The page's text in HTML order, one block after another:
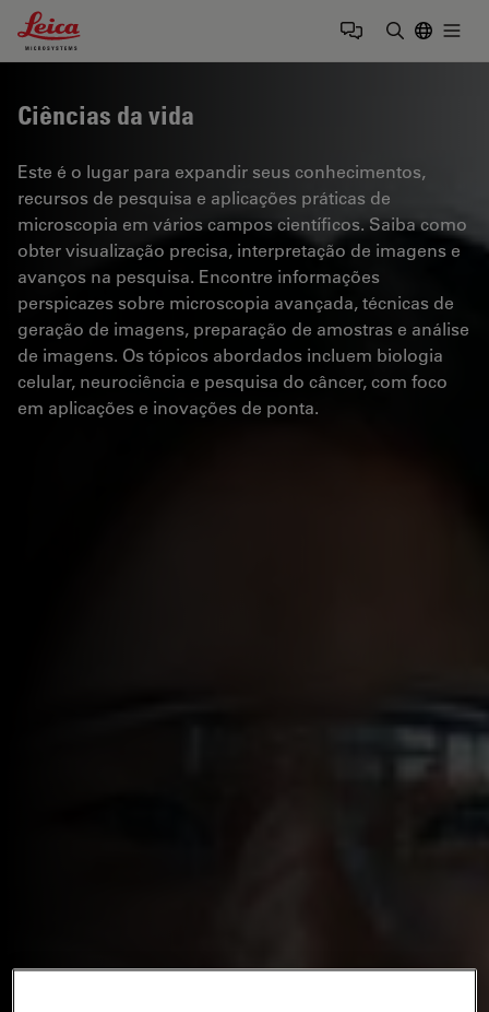
Leica Microsystems Logo
Ciências da vida
Este é o lugar para expandir seus conhecimentos,
recursos de pesquisa e aplicações práticas de
microscopia em vários campos científicos. Saiba como
obter visualização precisa, interpretação de imagens e
avanços na pesquisa. Encontre informações
perspicazes sobre microscopia avançada, técnicas de
geração de imagens, preparação de amostras e análise
de imagens. Os tópicos abordados incluem biologia
celular, neurociência e pesquisa do câncer, com foco
em aplicações e inovações de ponta.